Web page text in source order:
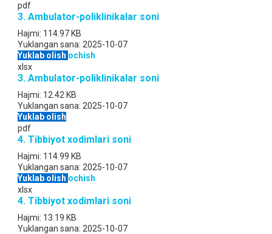
pdf
3. Ambulator-poliklinikalar soni
Hajmi: 114.97 KB
Yuklangan sana: 2025-10-07
Yuklab olish ochish
xlsx
3. Ambulator-poliklinikalar soni
Hajmi: 12.42 KB
Yuklangan sana: 2025-10-07
Yuklab olish
pdf
4. Tibbiyot xodimlari soni
Hajmi: 114.99 KB
Yuklangan sana: 2025-10-07
Yuklab olish ochish
xlsx
4. Tibbiyot xodimlari soni
Hajmi: 13.19 KB
Yuklangan sana: 2025-10-07